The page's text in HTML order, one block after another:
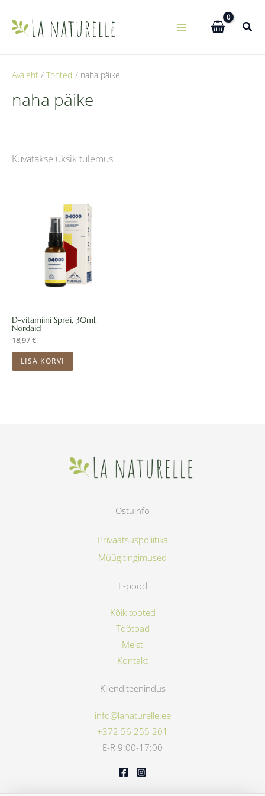
Avaleht Tooted naha päike
naha päike
Kuvatakse üksik tulemus
D-vitamiini Sprei, 30ml,
Nordaid
18,97€
LISA KORVI
Ostuinfo
Privaatsuspoliitika
Müügitingimused
E-pood
Kõik tooted
Töötoad
Meist
Kontakt
Klienditeenindus
info@lanaturelle.ee
+372 56 255 201
E-R 9:00-17:00